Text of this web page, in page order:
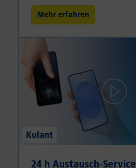
Mehr erfahren
24 h Austausch-Service